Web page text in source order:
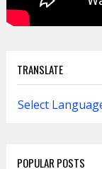
TRANSLATE
Select
POPULAR POSTS